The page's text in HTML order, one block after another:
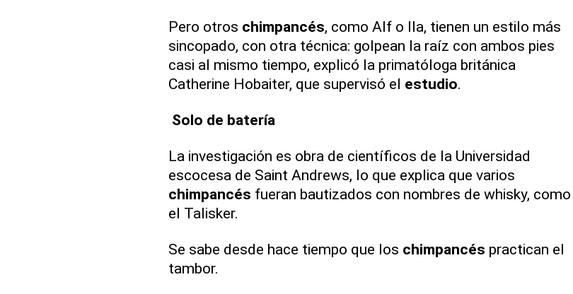
Pero otros chimpancés, como Alf o Ila, tienen un estilo más
sincopado, con otra técnica: golpean la raíz con ambos pies
casi al mismo tiempo, explicó la primatóloga británica
Catherine Hobaiter, que supervisó el estudio.
Solo de batería
La investigación es obra de científicos de la Universidad
escocesa de Saint Andrews, lo que explica que varios
chimpancés fueran bautizados con nombres de whisky, como
el Talisker.
Se sabe desde hace tiempo que los chimpancés practican el
tambor.